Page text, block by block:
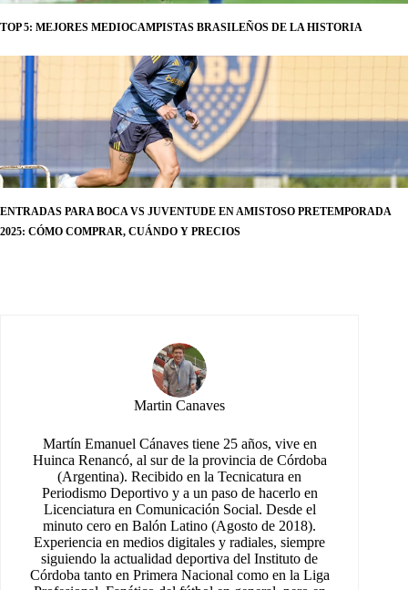
TOP 5: MEJORES MEDIOCAMPISTAS BRASILEÑOS DE LA HISTORIA
ENTRADAS PARA BOCA VS JUVENTUDE EN AMISTOSO PRETEMPORADA
2025: CÓMO COMPRAR, CUÁNDO Y PRECIOS
Martin Canaves
Martín Emanuel Cánaves tiene 25 años, vive en
Huinca Renancó, al sur de la provincia de Córdoba
(Argentina). Recibido en la Tecnicatura en
Periodismo Deportivo y a un paso de hacerlo en
Licenciatura en Comunicación Social. Desde el
minuto cero en Balón Latino (Agosto de 2018).
Experiencia en medios digitales y radiales, siempre
siguiendo la actualidad deportiva del Instituto de
Córdoba tanto en Primera Nacional como en la Liga